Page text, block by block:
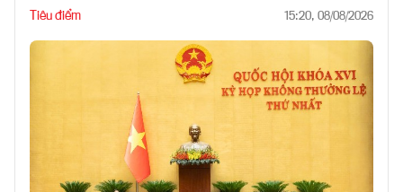
Tiêu điểm 15:20, 08/08/2026